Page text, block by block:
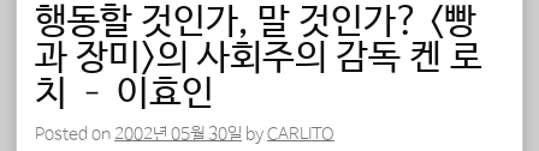
행동할 것인가, 말 것인가? <빵
과 장미>의 사회주의 감독 켄 로
치 – 이효인
Posted on 2002년 05월 30일 byCARLITO